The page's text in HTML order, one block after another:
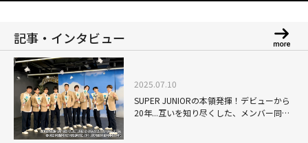
記事・インタビュー
2025.07.10
SUPER JUNIORの本領発揮！デビューから
20年...互いを知り尽くした、メンバー同士